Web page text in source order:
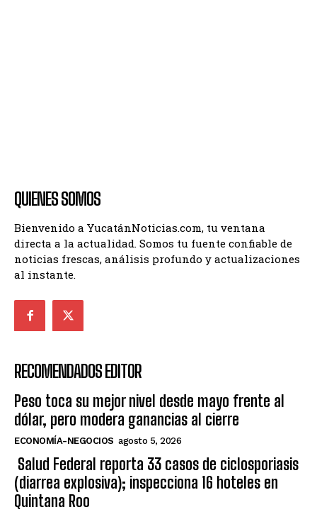
QUIENES SOMOS
Bienvenido a YucatánNoticias.com, tu ventana
directa a la actualidad. Somos tu fuente confiable de
noticias frescas, análisis profundo y actualizaciones
al instante.
RECOMENDADOS EDITOR
Peso toca su mejor nivel desde mayo frente al
dólar, pero modera ganancias al cierre
ECONOMÍA-NEGOCIOS agosto 5, 2026
Salud Federal reporta 33 casos de ciclosporiasis
(diarrea explosiva); inspecciona 16 hoteles en
Quintana Roo